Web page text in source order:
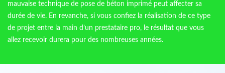
mauvaise technique de pose de béton imprimé peut affecter sa
durée de vie. En revanche, si vous confiez la réalisation de ce type
de projet entre la main d’un prestataire pro, le résultat que vous
allez recevoir durera pour des nombreuses années.